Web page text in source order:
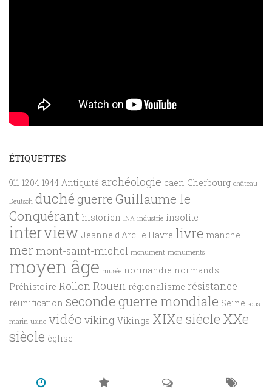
ÉTIQUETTES
911 1204 1944 Antiquité archéologie caen Cherbourg château
Deutsch duché guerreGuillaume le
Conquérant historien INA industrie insolite
interview Jeanne d'Arc le Havre livre manche
mermont-saint-michel monument monuments
moyen âge musée normandie normands
Préhistoire Rollon Rouen régionalisme résistance
réunification seconde guerre mondiale Seine sous-
marin usine vidéo viking Vikings XIXe siècle XXe
siècle église